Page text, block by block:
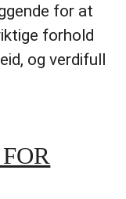
for at
forhold
og verdifull